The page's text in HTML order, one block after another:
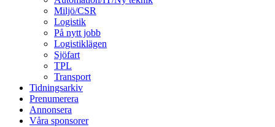
Miljö/CSR
Logistik
På nytt jobb
Logistiklägen
Sjöfart
TPL
Transport
Tidningsarkiv
Prenumerera
Annonsera
Våra sponsorer